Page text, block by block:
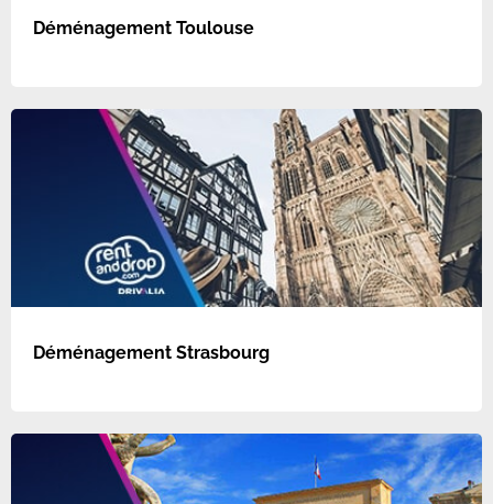
Déménagement Toulouse
Déménagement Strasbourg